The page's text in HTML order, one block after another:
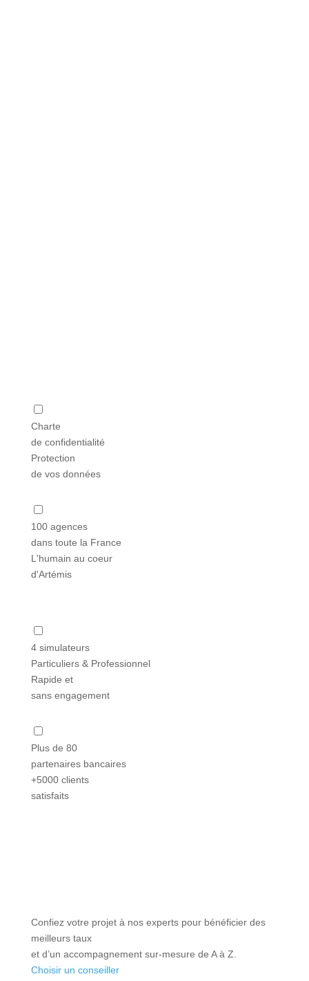
Charte
de confidentialité
Protection
de vos données
100 agences
dans toute la France
L'humain au coeur
d'Artémis
4 simulateurs
Particuliers & Professionnel
Rapide et
sans engagement
Plus de 80
partenaires bancaires
+5000 clients
satisfaits
Confiez votre projet à nos experts pour bénéficier des
meilleurs taux
et d’un accompagnement sur-mesure de A à Z.
Choisir un conseiller